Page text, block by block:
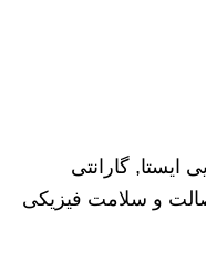
ایستا, گارانتی
و سلامت فیزیکی